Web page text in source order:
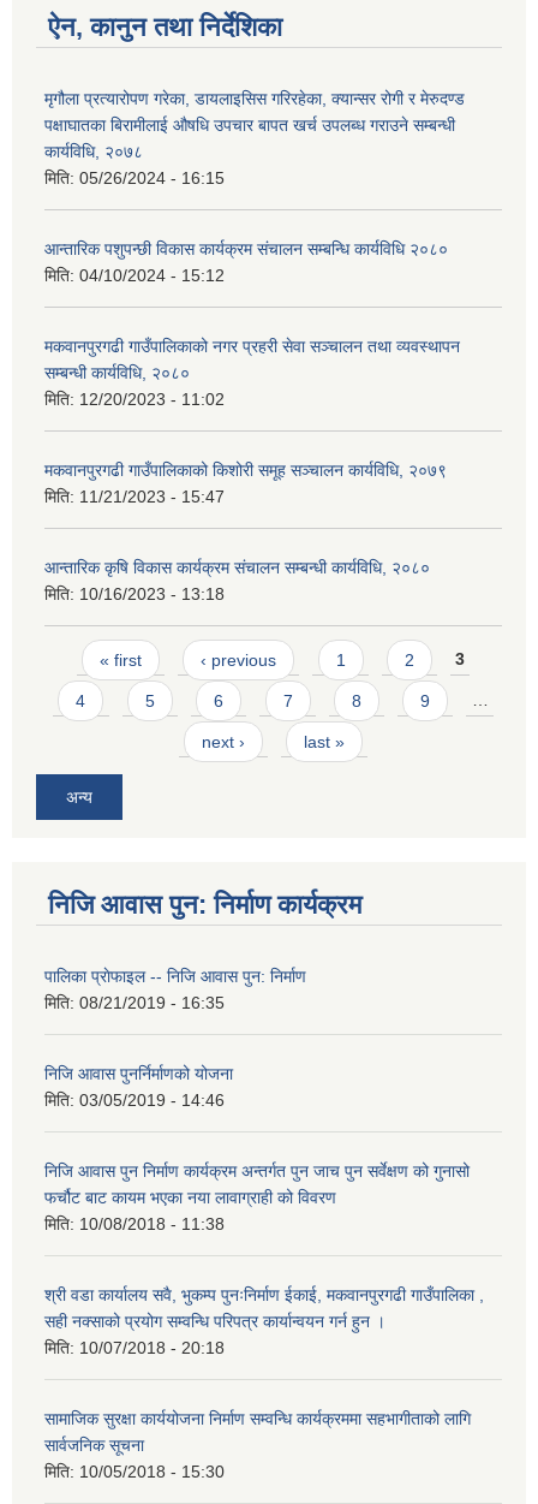
ऐन, कानुन तथा निर्देशिका
मृगौला प्रत्यारोपण गरेका, डायलाइसिस गरिरहेका, क्यान्सर रोगी र मेरुदण्‍ड
पक्षाघातका बिरामीलाई ‍औषधि उपचार बापत खर्च उपलब्ध गराउने सम्बन्धी
कार्यविधि, २०७८
मिति: 05/26/2024 - 16:15
आन्तारिक पशुपन्छी विकास कार्यक्रम संचालन सम्बन्धि कार्यविधि २०८०
मिति: 04/10/2024 - 15:12
मकवानपुरगढी गाउँपालिकाको नगर प्रहरी सेवा सञ्‍चालन तथा व्‍यवस्‍थापन
सम्बन्धी कार्यविधि, २०८०
मिति: 12/20/2023 - 11:02
मकवानपुरगढी गाउँपालिकाको किशोरी समूह सञ्‍चालन कार्यविधि, २०७९
मिति: 11/21/2023 - 15:47
आन्तारिक कृषि विकास कार्यक्रम संचालन सम्बन्धी कार्यविधि, २०८०
मिति: 10/16/2023 - 13:18
Pages
« first ‹ previous 1 2 3
4 5 6 7 8 9 …
next › last »
अन्य
निजि आवास पुन: निर्माण कार्यक्रम
पालिका प्राेफाइल -- निजि आवास पुन: निर्माण
मिति: 08/21/2019 - 16:35
निजि आवास पुनर्निर्माणको योजना
मिति: 03/05/2019 - 14:46
निजि आवास पुन निर्माण कार्यक्रम अन्तर्गत पुन जाच पुन सर्वेक्षण को गुनासो
फर्चौट बाट कायम भएका नया लावाग्राही को विवरण
मिति: 10/08/2018 - 11:38
श्री वडा कार्यालय सवै, भुकम्प पुनःनिर्माण ईकाई, मकवानपुरगढी गाउँपालिका ,
सही नक्साको प्रयोग सम्वन्धि परिपत्र कार्यान्वयन गर्न हुन ।
मिति: 10/07/2018 - 20:18
सामाजिक सुरक्षा कार्ययोजना निर्माण सम्वन्धि कार्यक्रममा सहभागीताको लागि
सार्वजनिक सूचना
मिति: 10/05/2018 - 15:30